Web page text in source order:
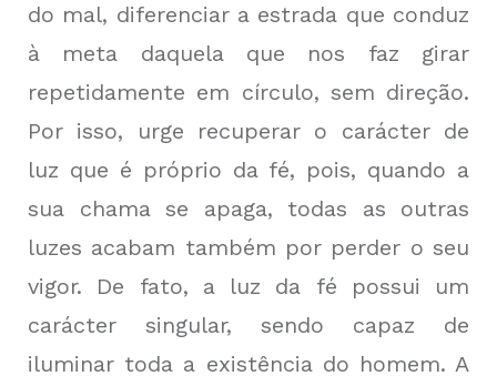
do mal, diferenciar a estrada que conduz
à meta daquela que nos faz girar
repetidamente em círculo, sem direção.
Por isso, urge recuperar o carácter de
luz que é próprio da fé, pois, quando a
sua chama se apaga, todas as outras
luzes acabam também por perder o seu
vigor. De fato, a luz da fé possui um
carácter singular, sendo capaz de
iluminar toda a existência do homem. A